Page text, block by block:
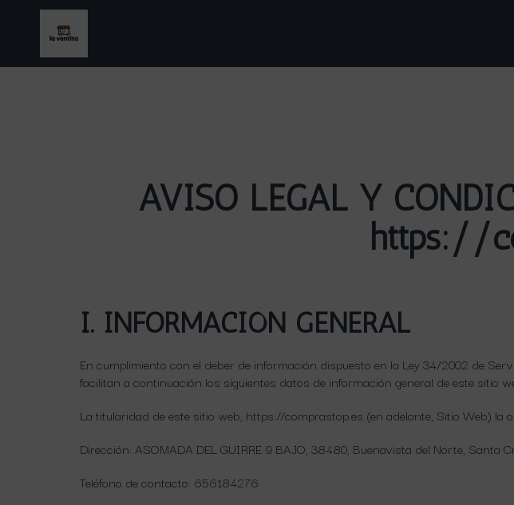
AVISO LEGAL Y
https://
I. INFORMACIÓN GENERAL
En cumplimiento con el deber de información dispuesto en la Ley 34/2002 de
facilitan a continuación los siguientes datos de información general de este sitio
La titularidad de este sitio web, https://comprastop.es (en adelante, Sitio Web)
Dirección: ASOMADA DEL GUIRRE 9 BAJO, 38480, Buenavista del Norte, Santa
Teléfono de contacto: 656184276